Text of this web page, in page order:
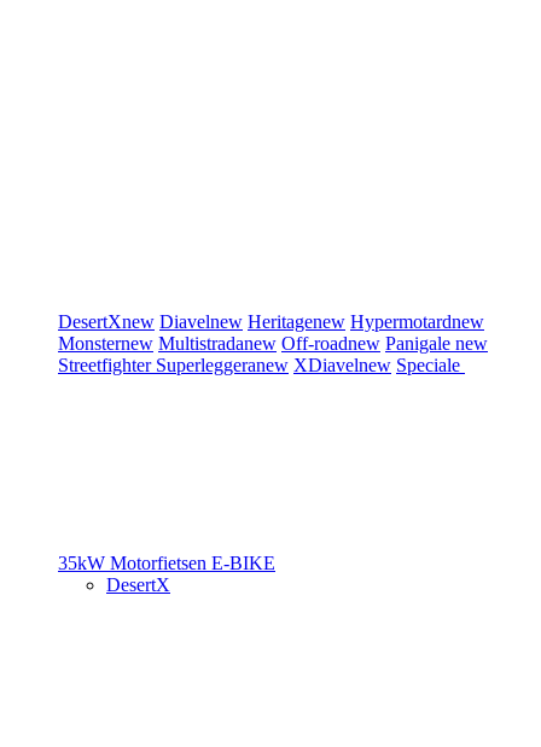
DesertXnew Diavelnew Heritagenew Hypermotardnew
Monsternew Multistradanew Off-roadnew Panigale new
Streetfighter Superleggeranew XDiavelnew Speciale
35kW Motorfietsen E-BIKE
DesertX